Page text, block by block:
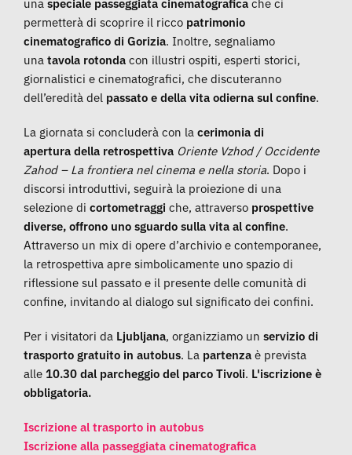
permetterà di scoprire il ricco patrimonio
cinematografico di Gorizia. Inoltre, segnaliamo
una tavola rotondacon illustri ospiti, esperti storici,
giornalistici e cinematografici, che discuteranno
dell’eredità del passato e della vita odierna sul confine.
La giornata si concluderà con la cerimonia di
aperturadella retrospettiva Oriente Vzhod / Occidente
Zahod – La frontiera nel cinema e nella storia. Dopo i
discorsi introduttivi, seguirà la proiezione di una
selezione di cortometraggi che, attraverso prospettive
diverse, offrono uno sguardo sulla vita al confine.
Attraverso un mix di opere d’archivio e contemporanee,
la retrospettiva apre simbolicamente uno spazio di
riflessione sul passato e il presente delle comunità di
confine, invitando al dialogo sul significato dei confini.
Per i visitatori da Ljubljana, organizziamo un servizio di
trasporto gratuito in autobus. La partenzaè prevista
alle10.30 dal parcheggio del parco Tivoli. L'iscrizione è
obbligatoria.
Iscrizione al trasporto in autobus
Iscrizione alla passeggiata cinematografica